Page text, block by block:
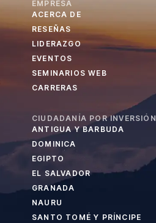
EMPRESA
ACERCA DE
RESEÑAS
LIDERAZGO
EVENTOS
SEMINARIOS WEB
CARRERAS
CIUDADANÍA POR INVERSIÓN
ANTIGUA Y BARBUDA
DOMINICA
EGIPTO
EL SALVADOR
GRANADA
NAURU
SANTO TOMÉ Y PRÍNCIPE